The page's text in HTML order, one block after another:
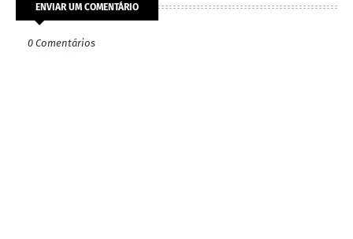
ENVIAR UM COMENTÁRIO
0 Comentários